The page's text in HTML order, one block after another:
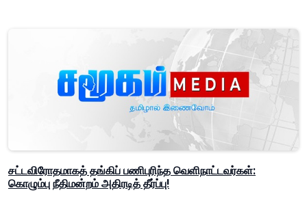
சட்டவிரோதமாகத் தங்கிப் பணிபுரிந்த வெளிநாட்டவர்கள்:
கொழும்பு நீதிமன்றம் அதிரடித் தீர்ப்பு!